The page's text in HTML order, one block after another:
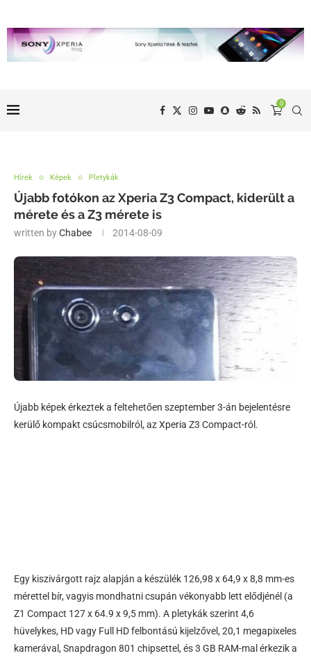
0
Hírek Képek Pletykák
Újabb fotókon az Xperia Z3 Compact, kiderült a
mérete és a Z3 mérete is
written byChabee 2014-08-09
Újabb képek érkeztek a feltehetően szeptember 3-án bejelentésre
kerülő kompakt csúcsmobilról, az Xperia Z3 Compact-ról.
Egy kiszivárgott rajz alapján a készülék 126,98 x 64,9 x 8,8 mm-es
mérettel bír, vagyis mondhatni csupán vékonyabb lett elődjénél (a
Z1 Compact 127 x 64.9 x 9,5 mm). A pletykák szerint 4,6
hüvelykes, HD vagy Full HD felbontású kijelzővel, 20,1 megapixeles
kamerával, Snapdragon 801 chipsettel, és 3 GB RAM-mal érkezik a